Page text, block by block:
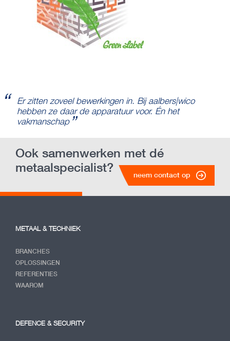
Er zitten zoveel bewerkingen in. Bij aalbers|wico
hebben ze daar de apparatuur voor. Én het
vakmanschap
Ook samenwerken met dé
metaalspecialist?
neem contact op
METAAL & TECHNIEK
BRANCHES
OPLOSSINGEN
REFERENTIES
WAAROM
DEFENCE & SECURITY